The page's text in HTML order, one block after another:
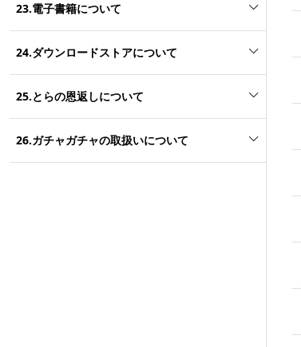
23.電子書籍について
24.ダウンロードストアについて
25.とらの恩返しについて
26.ガチャガチャの取扱いについて